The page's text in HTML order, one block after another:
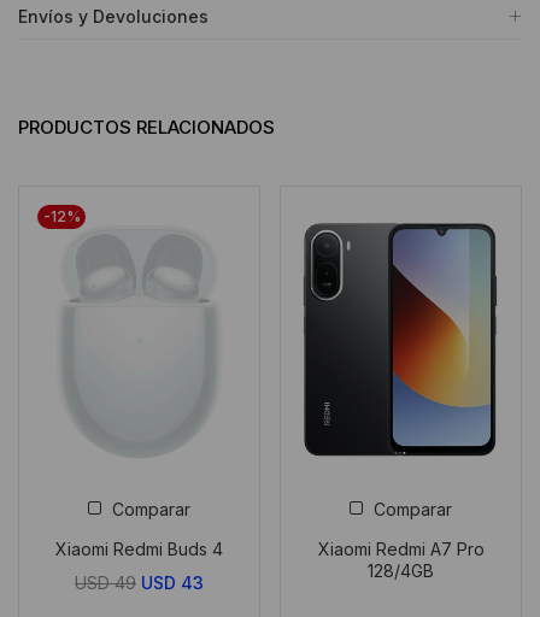
Envíos y Devoluciones
PRODUCTOS RELACIONADOS
-12%
Comparar
Xiaomi Redmi Buds 4
USD49 El
USD 43
Comparar
Xiaomi Redmi A7 Pro
128/4GB